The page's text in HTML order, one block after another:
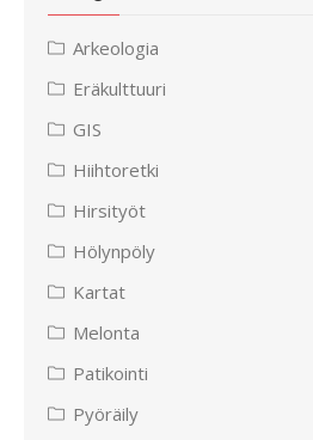
Arkeologia
Eräkulttuuri
GIS
Hiihtoretki
Hirsityöt
Hölynpöly
Kartat
Melonta
Patikointi
Pyöräily